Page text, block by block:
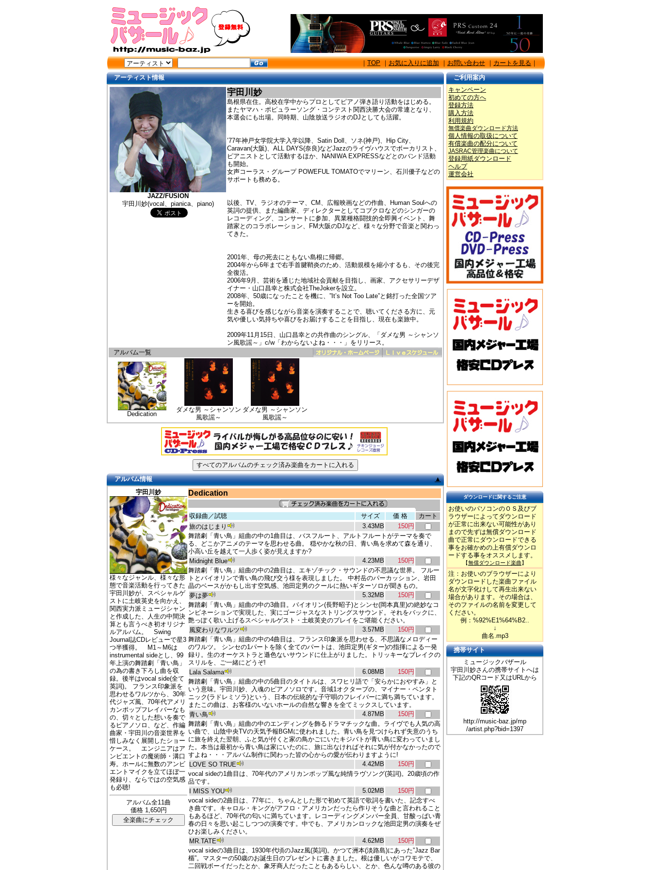
｜ TOP ｜ お気に入りに追加 ｜ お問い合わせ ｜ カートを見る ｜
アーティスト情報
JAZZ/FUSION
宇田川妙(vocal、pianica、piano)
宇田川妙
島根県在住。高校在学中からプロとしてピアノ弾き語り活動をはじめる。
またヤマハ・ポピュラーソング・コンテスト関西決勝大会の常連となり、
本選会にも出場。同時期、山陰放送ラジオのDJとしても活躍。
’77年神戸女学院大学入学以降、Satin Doll、ソネ(神戸)、Hip City、
Caravan(大阪)、ALL DAYS(奈良)などJazzのライヴハウスでボーカリスト、
ピアニストとして活動するほか、NANIWA EXPRESSなどとのバンド活動
も開始。
女声コーラス・グループ POWEFUL TOMATOでマリーン、石川優子などの
サポートも務める。
以後、TV、ラジオのテーマ、CM、広報映画などの作曲、Human Soulへの
英詞の提供、また編曲家、ディレクターとしてコブクロなどのシンガーの
レコーディング、コンサートに参加、異業種格闘技的全即興イベント、舞
踏家とのコラボレーション、FM大阪のDJなど、様々な分野で音楽と関わっ
てきた。
2001年、母の死去にともない島根に帰郷。
2004年から6年まで右手首腱鞘炎のため、活動規模を縮小するも、その後完
全復活。
2006年9月、芸術を通じた地域社会貢献を目指し、画家、アクセサリーデザ
イナー・山口昌幸と株式会社TheJokerを設立。
2008年、50歳になったことを機に、”It’s Not Too Late”と銘打った全国ツア
ーを開始。
生きる喜びを感じながら音楽を演奏することで、聴いてくださる方に、元
気や優しい気持ちや喜びをお届けすることを目指し、現在も楽旅中。
2009年11月15日、山口昌幸との共作曲のシングル、「ダメな男 ～シャンソ
ン風歌謡～」c/w「わからないよね・・・」をリリース。
アルバム一覧
Dedication
ダメな男 ～シャンソン
風歌謡～
ダメな男 ～シャンソン
風歌謡～
アルバム情報
▲
宇田川妙
様々なジャンル、様々な形
態で音楽活動を行ってきた
宇田川妙が、スペシャルゲ
ストに土岐英史を向かえ、
関西実力派ミュージシャン
と作成した、人生の中間決
算とも言うべき初オリジナ
ルアルバム。 Swing
Journal誌CDレビューで星3
つ半獲得。 M1～M6は
instrumental sideとし、99
年上演の舞踏劇「青い鳥」
の為の書き下ろし曲を収
録。後半はvocal side(全て
英詞)。 フランス印象派を
思わせるワルツから、30年
代ジャズ風、70年代アメリ
カンポップフレイバーなも
の、切々とした想いを奏で
るピアノソロ、など、作編
曲家・宇田川の音楽世界を
惜しみなく展開したショー
ケース。 エンジニアはア
ンビエントの魔術師・溝口
寿。ホールに無数のアンビ
エントマイクを立てほぼ一
発録り、ならではの空気感
も必聴!
アルバム全11曲
価格 1,650円
Dedication
収録曲／試聴 サイズ 価 格
カート
旅のはじまり
3.43MB
150円
舞踏劇「青い鳥」組曲の中の1曲目は、バスフルート、アルトフルートがテーマを奏で
る、どこかアニメのテーマを思わせる曲。 穏やかな秋の日、青い鳥を求めて森を通り、
小高い丘を越えて一人歩く姿が見えますか?
Midnight Blue
4.23MB
150円
舞踏劇「青い鳥」組曲の中の2曲目は、エキゾチック・サウンドの不思議な世界。 フルー
トとバイオリンで青い鳥の飛び交う様を表現しました。 中村岳のパーカッション、岩田
晶のベースがかもし出す空気感、池田定男のクールに熱いギターソロが聞きもの。
夢は夢
5.32MB
150円
舞踏劇「青い鳥」組曲の中の3曲目。バイオリン(長野昭子)とシンセ(岡本真里)の絶妙なコ
ンビネーションで実現した、実にゴージャスなストリングスサウンド。それをバックに、
艶っぽく歌い上げるスペシャルゲスト・土岐英史のプレイをご堪能ください。
風変わりなワルツ
3.57MB
150円
舞踏劇「青い鳥」組曲の中の4曲目は、フランス印象派を思わせる、不思議なメロディー
のワルツ。 シンセの1パートを除く全てのパートは、池田定男(ギター)の指揮による一発
録り。生のオーケストラと遜色ないサウンドに仕上がりました。トリッキーなブレイクの
スリルを、ご一緒にどうぞ!
Lala Salama
6.08MB
150円
舞踏劇「青い鳥」組曲の中の5曲目のタイトルは、スワヒリ語で「安らかにおやすみ」と
いう意味。宇田川妙、入魂のピアノソロです。音域1オクターブの、マイナー・ペンタト
ニック(ラドレミソラ)という、日本の伝統的な子守唄のフレイバーに満ち満ちています。
またこの曲は、お客様のいないホールの自然な響きを全てミックスしています。
青い鳥
4.87MB
150円
舞踏劇「青い鳥」組曲の中のエンディングを飾るドラマチックな曲。ライヴでも人気の高
い曲で、山陰中央TVの天気予報BGMに使われました。青い鳥を見つけられず失意のうち
に旅を終えた翌朝、ふと気が付くと家の鳥かごにいたキジバトが青い鳥に変わっていまし
た。本当は最初から青い鳥は家にいたのに、旅に出なければそれに気が付かなかったので
すよね・・・アルバム制作に関わった皆の心からの愛が伝わりますように!
LOVE SO TRUE
4.42MB
150円
vocal sideの1曲目は、70年代のアメリカンポップ風な純情ラヴソング(英詞)。20歳頃の作
品です。
I MISS YOU
5.02MB
150円
vocal sideの2曲目は、77年に、ちゃんとした形で初めて英語で歌詞を書いた、記念すべ
き曲です。キャロル・キングがアフロ・アメリカンだったら作りそうな曲と言われること
もあるほど、70年代の匂いに満ちています。レコーディングメンバー全員、甘酸っぱい青
春の日々を思い起こしつつの演奏です。中でも、アメリカンロックな池田定男の演奏をぜ
ひお楽しみください。
MR.TATE
4.62MB
150円
vocal sideの3曲目は、1930年代頃のJazz風(英詞)。かつて洲本(淡路島)にあった”Jazz Bar
楯”。マスターの50歳のお誕生日のプレゼントに書きました。根は優しいがコワモテで、
二回戦ボーイだったとか、象牙商人だったこともあるらしい、とか、色んな噂のある彼の
ご利用案内
キャンペーン
初めての方へ
登録方法
購入方法
利用規約
無償楽曲ダウンロード方法
個人情報の取扱について
有償楽曲の配分について
JASRAC管理楽曲について
登録用紙ダウンロード
ヘルプ
運営会社
ダウンロードに関するご注意
お使いのパソコンのＯＳ及びブ
ラウザーによってダウンロード
が正常に出来ない可能性があり
まので先ずは無償ダウンロード
曲で正常にダウンロードできる
事をお確かめの上有償ダウンロ
ードする事をオススメします。
【無償ダウンロード楽曲】
注：お使いのブラウザーにより
ダウンロードした楽曲ファイル
名が文字化けして再生出来ない
場合があります。その場合は、
そのファイルの名前を変更して
ください。
例：%92%E1%64%B2..
↓
曲名.mp3
携帯サイト
ミュージックバザール
宇田川妙さんの携帯サイトへは
下記のQRコード又はURLから
http://music-baz.jp/mp
/artist.php?bid=1397